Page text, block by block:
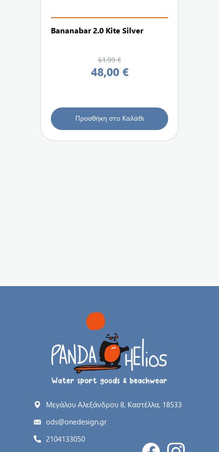
Bananabar 2.0 Kite Silver
61,99 €
48,00 €
Προσθήκη στο Καλάθι
Μεγάλου Αλεξάνδρου 8, Καστέλλα, 18533
ods@onedesign.gr
2104133050